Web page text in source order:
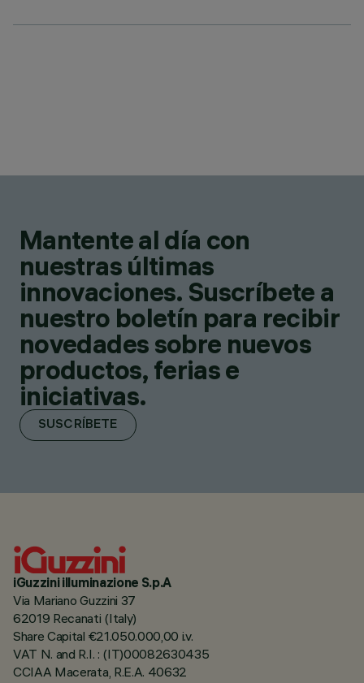
Mantente al día con
nuestras últimas
innovaciones. Suscríbete a
nuestro boletín para recibir
novedades sobre nuevos
productos, ferias e
iniciativas.
SUSCRÍBETE
iGuzzini illuminazione S.p.A
Via Mariano Guzzini 37
62019 Recanati (Italy)
Share Capital €21.050.000,00 i.v.
VAT N. and R.I. : (IT)00082630435
CCIAA Macerata, R.E.A. 40632